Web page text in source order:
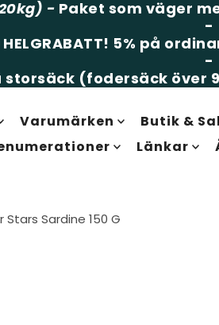
- Paket som väger
-
5% på
-
storsäck (fodersäck
Varumärken
Butik &
Länkar
Stars Sardine 150 G